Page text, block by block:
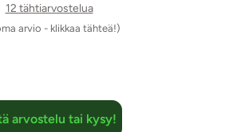
Settiin kuuluu neljä kahletta,
ovat ihanan pehmeällä
mukavuuden lisäämiseksi ja
12 tähtiarvostelua
arvio - klikkaa tähteä!)
arvostelu tai kysy!